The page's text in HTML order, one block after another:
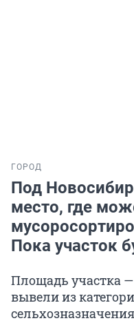
ГОРОД
Под
место, где
Пока участок
Площадь участка —
вывели из
сельхозназначения